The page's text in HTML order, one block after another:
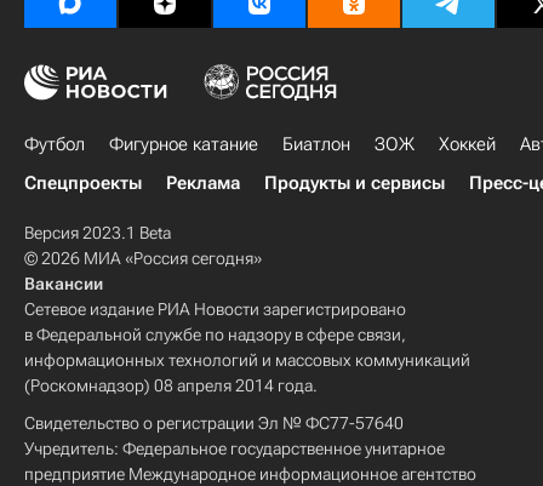
Футбол Фигурное катание Биатлон ЗОЖ Хоккей
Спецпроекты
Реклама Продукты и сервисы Пресс-
Версия 2023.1 Beta
© 2026 МИА «Россия сегодня»
Вакансии
Сетевое издание РИА Новости зарегистрировано
в Федеральной службе по надзору в сфере связи,
информационных технологий и массовых коммуникаций
(Роскомнадзор) 08 апреля 2014 года.
Свидетельство о регистрации Эл № ФС77-57640
Учредитель: Федеральное государственное унитарное
предприятие Международное информационное агентство